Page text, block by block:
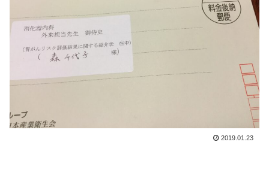
2019.01.23